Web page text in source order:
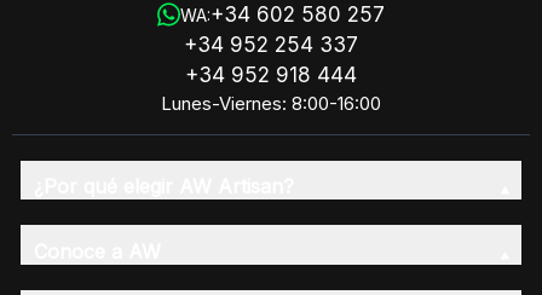
WA:+34 602 580 257
+34 952 254 337
+34 952 918 444
Lunes-Viernes: 8:00-16:00